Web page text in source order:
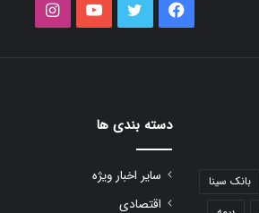
فیس توییتر یوتیوب
بانک سینا
دسته بندی ها
سایر اخبار ویژه
اقتصادی